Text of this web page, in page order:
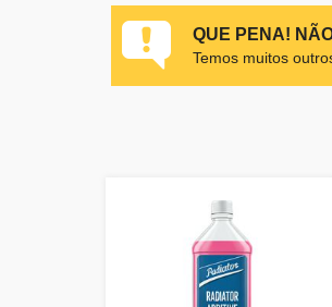
QUE PENA!
Temos muitos